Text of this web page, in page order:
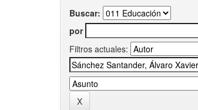
Buscar:
por
Filtros actuales: